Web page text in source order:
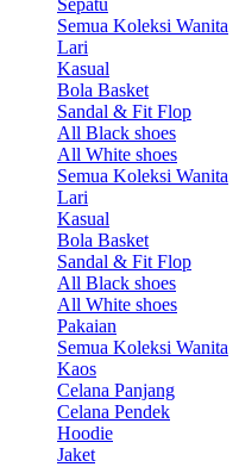
Semua Koleksi Wanita
Lari
Kasual
Bola Basket
Sandal & Fit Flop
All Black shoes
All White shoes
Semua Koleksi Wanita
Lari
Kasual
Bola Basket
Sandal & Fit Flop
All Black shoes
All White shoes
Pakaian
Semua Koleksi Wanita
Kaos
Celana Panjang
Celana Pendek
Hoodie
Jaket